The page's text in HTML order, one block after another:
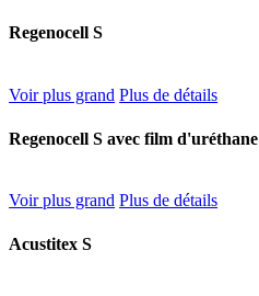
Regenocell S
Voir plus grand Plus de détails
Regenocell S avec film d'uréthane
Voir plus grand Plus de détails
Acustitex S